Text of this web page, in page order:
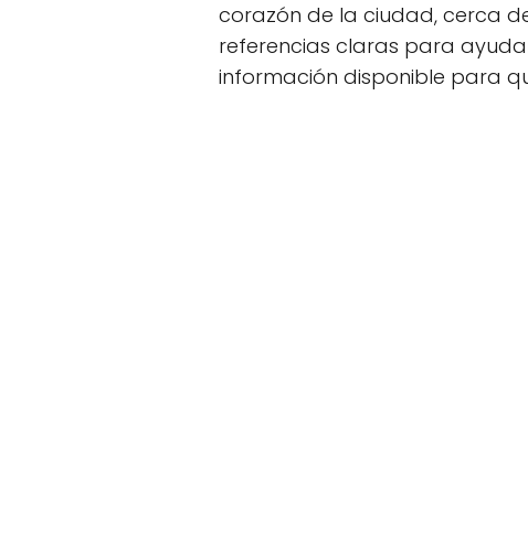
corazón de la ciudad, cerca
referencias claras para
información disponible para